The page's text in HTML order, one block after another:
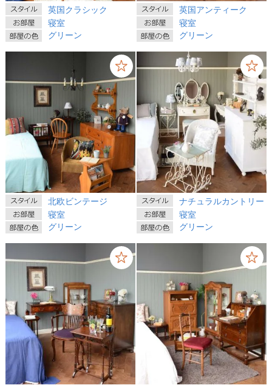
英国クラシック
寝室
グリーン
英国アンティーク
寝室
グリーン
北欧ビンテージ
寝室
グリーン
ナチュラルカントリー
寝室
グリーン